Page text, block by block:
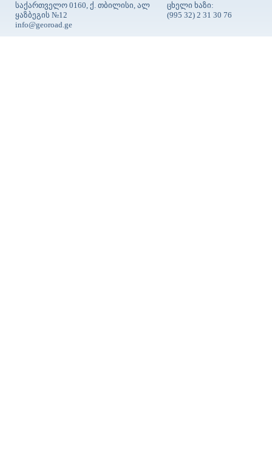
საქართველო 0160, ქ. თბილისი, ალ
ყაზბეგის №12
info@georoad.ge
ცხელი ხაზი:
(995 32) 2 31 30 76